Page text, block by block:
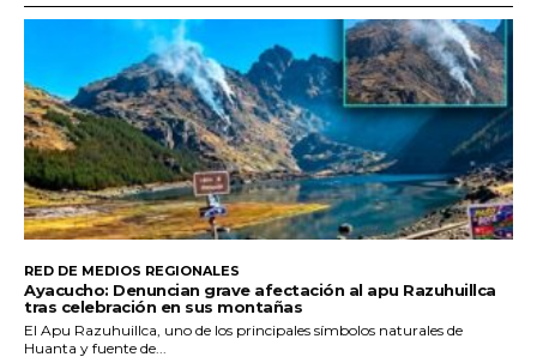
RED DE MEDIOS REGIONALES
Ayacucho: Denuncian grave afectación al apu Razuhuillca
tras celebración en sus montañas
El Apu Razuhuillca, uno de los principales símbolos naturales de
Huanta y fuente de...